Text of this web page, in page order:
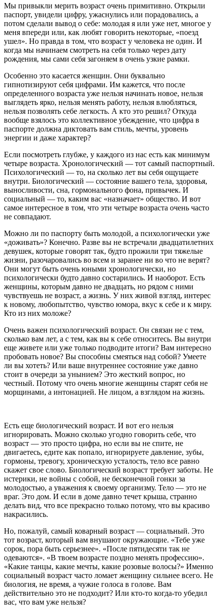
Мы привыкли мерить возраст очень примитивно. Открыли
паспорт, увидели цифру, ужаснулись или порадовались, а
потом сделали вывод о себе: молодая я или уже нет, многое у
меня впереди или, как любят говорить некоторые, «поезд
ушел». Но правда в том, что возраст у человека не один. И
когда мы начинаем смотреть на себя только через дату
рождения, мы сами себя загоняем в очень узкие рамки.
Особенно это касается женщин. Они буквально
гипнотизируют себя цифрами. Им кажется, что после
определенного возраста уже нельзя начинать новое, нельзя
выглядеть ярко, нельзя менять работу, нельзя влюбляться,
нельзя позволять себе легкость. А кто это решил? Откуда
вообще взялось это коллективное убеждение, что цифра в
паспорте должна диктовать вам стиль, мечты, уровень
энергии и даже характер?
Если посмотреть глубже, у каждого из нас есть как минимум
четыре возраста. Хронологический — тот самый паспортный.
Психологический — то, на сколько лет вы себя ощущаете
внутри. Биологический — состояние вашего тела, здоровья,
выносливости, сна, гормонального фона, привычек. И
социальный — то, каким вас «назначает» общество. И вот
самое интересное в том, что эти четыре возраста очень часто
не совпадают.
Можно ли по паспорту быть молодой, а психологически уже
«доживать»? Конечно. Разве вы не встречали двадцатилетних
девушек, которые говорят так, будто прожили три тяжелые
жизни, разочаровались во всем и заранее ни во что не верят?
Они могут быть очень юными хронологически, но
психологически будто давно состарились. И наоборот. Есть
женщины, которым давно не двадцать, но рядом с ними
чувствуешь не возраст, а жизнь. У них живой взгляд, интерес
к новому, любопытство, чувство юмора, вкус к себе и к миру.
Кто из них моложе?
Очень важен психологический возраст. Он связан не с тем,
сколько вам лет, а с тем, как вы к себе относитесь. Вы внутри
еще живете или уже только подводите итоги? Вам интересно
пробовать новое? Вы способны смеяться над собой? Умеете
ли вы хотеть? Или ваше внутреннее состояние уже давно
стоит в очереди за унынием? Это жесткий вопрос, но
честный. Потому что очень многие женщины старят себя не
морщинами, а интонацией. Не лицом, а взглядом на жизнь.
Есть еще биологический возраст. И вот его нельзя
игнорировать. Можно сколько угодно говорить себе, что
возраст — это просто цифра, но если вы не спите, не
двигаетесь, едите как попало, игнорируете давление, зубы,
гормоны, тревогу, хроническую усталость, тело все равно
скажет свое слово. Биологический возраст требует заботы. Не
истерики, не войны с собой, не бесконечной гонки за
молодостью, а уважения к своему организму. Тело — это не
враг. Это дом. И если в доме давно течет крыша, странно
делать вид, что все прекрасно только потому, что вы красиво
накрасились.
Но, пожалуй, самый коварный возраст — социальный. Это
тот возраст, который вам внушают окружающие. «Тебе уже
сорок, пора быть серьезнее». «После пятидесяти так не
одеваются». «В твоем возрасте поздно менять профессию».
«Какие танцы, какие мечты, какие розовые волосы?» Именно
социальный возраст часто ломает женщину сильнее всего. Не
биология, не время, а чужие голоса в голове. Вам
действительно это не подходит? Или кто-то когда-то убедил
вас, что вам уже нельзя?